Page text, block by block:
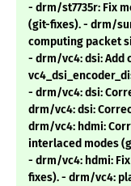
- drm/st7735r: Fix
(git-fixes). - drm/
computing packet
- drm/vc4: dsi: Add
- drm/vc4: dsi:
drm/vc4: dsi:
drm/vc4: hdmi:
interlaced modes
- drm/vc4: hdmi:
fixes). - drm/vc4: